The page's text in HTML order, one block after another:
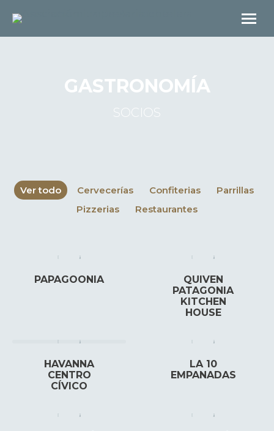
GASTRONOMÍA
SOCIOS
Ver todo Cervecerías Confiterias
Parrillas
Pizzerias
Restaurantes
PAPAGOONIA
QUIVEN
PATAGONIA
KITCHEN
HOUSE
HAVANNA
CENTRO
CÍVICO
LA 10
EMPANADAS